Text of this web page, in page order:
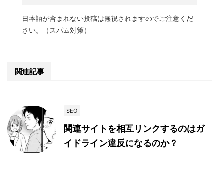
日本語が含まれない投稿は無視されますのでご注意くだ
さい。（スパム対策）
関連記事
SEO
関連サイトを相互リンクするのはガ
イドライン違反になるのか？